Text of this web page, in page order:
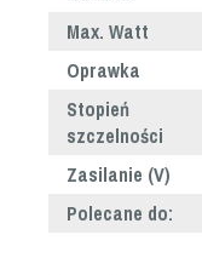
Max. Watt
Oprawka
Stopień
szczelności
Zasilanie (V)
Polecane do: